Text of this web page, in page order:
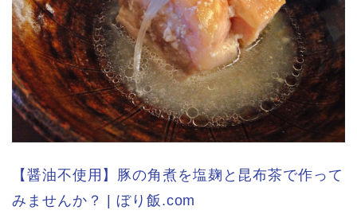
【醤油不使用】豚の角煮を塩麹と昆布茶で作って
みませんか？ | ぼり飯.com